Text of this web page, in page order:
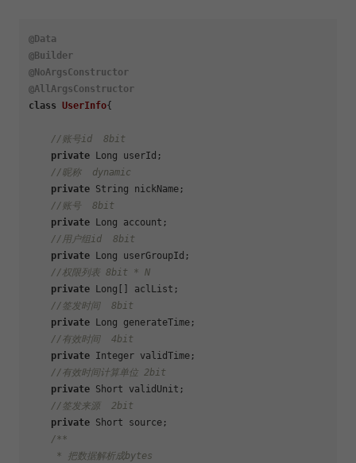
@Data
@Builder
@NoArgsConstructor
@AllArgsConstructor
class UserInfo{
//账号id  8bit
private Long userId;
//昵称  dynamic
private String nickName;
//账号  8bit
private Long account;
//用户组id  8bit
private Long userGroupId;
//权限列表 8bit * N
private Long[] aclList;
//签发时间  8bit
private Long generateTime;
//有效时间  4bit
private Integer validTime;
//有效时间计算单位 2bit
private Short validUnit;
//签发来源  2bit
private Short source;
/**
     * 把数据解析成bytes